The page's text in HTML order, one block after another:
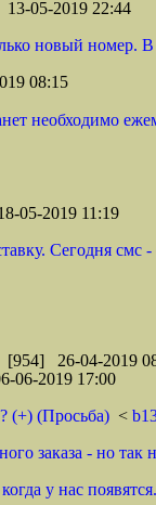
05-2019 22:44
новый номер.
08:15
необходимо
05-2019 11:19
Сегодня смс
26-04-2019
2019 17:00
(+) (Просьба) <
заказа - но так
у нас